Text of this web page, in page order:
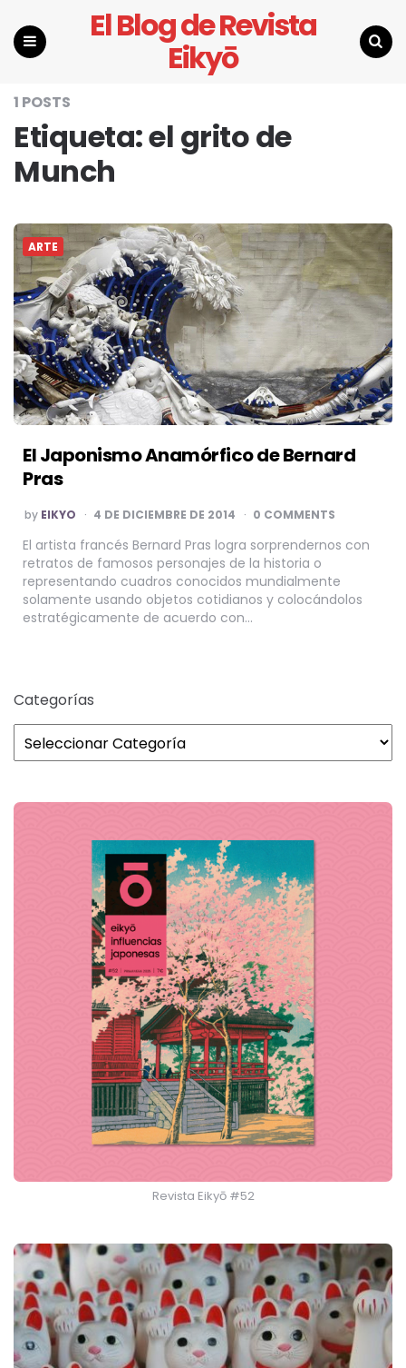
El Blog de Revista
Eikyō
1 POSTS
Etiqueta:el grito de
Munch
ARTE
El Japonismo Anamórfico de Bernard
Pras
POSTED
BY
by EIKYO 4 DE DICIEMBRE DE 2014 0 COMMENTS
El artista francés Bernard Pras logra sorprendernos con
retratos de famosos personajes de la historia o
representando cuadros conocidos mundialmente
solamente usando objetos cotidianos y colocándolos
estratégicamente de acuerdo con…
Categorías
Revista Eikyō #52